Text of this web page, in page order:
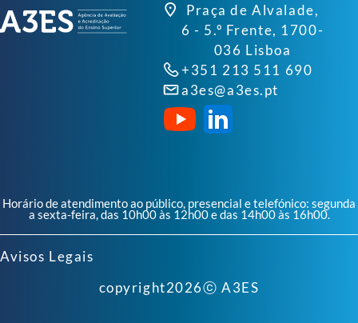
Praça de Alvalade,
6 - 5.º Frente, 1700-
036 Lisboa
+351 213 511 690
a3es@a3es.pt
Horário de atendimento ao público, presencial e telefónico: segunda
a sexta-feira, das 10h00 às 12h00 e das 14h00 às 16h00.
Avisos Legais
copyright2026ⓒ A3ES